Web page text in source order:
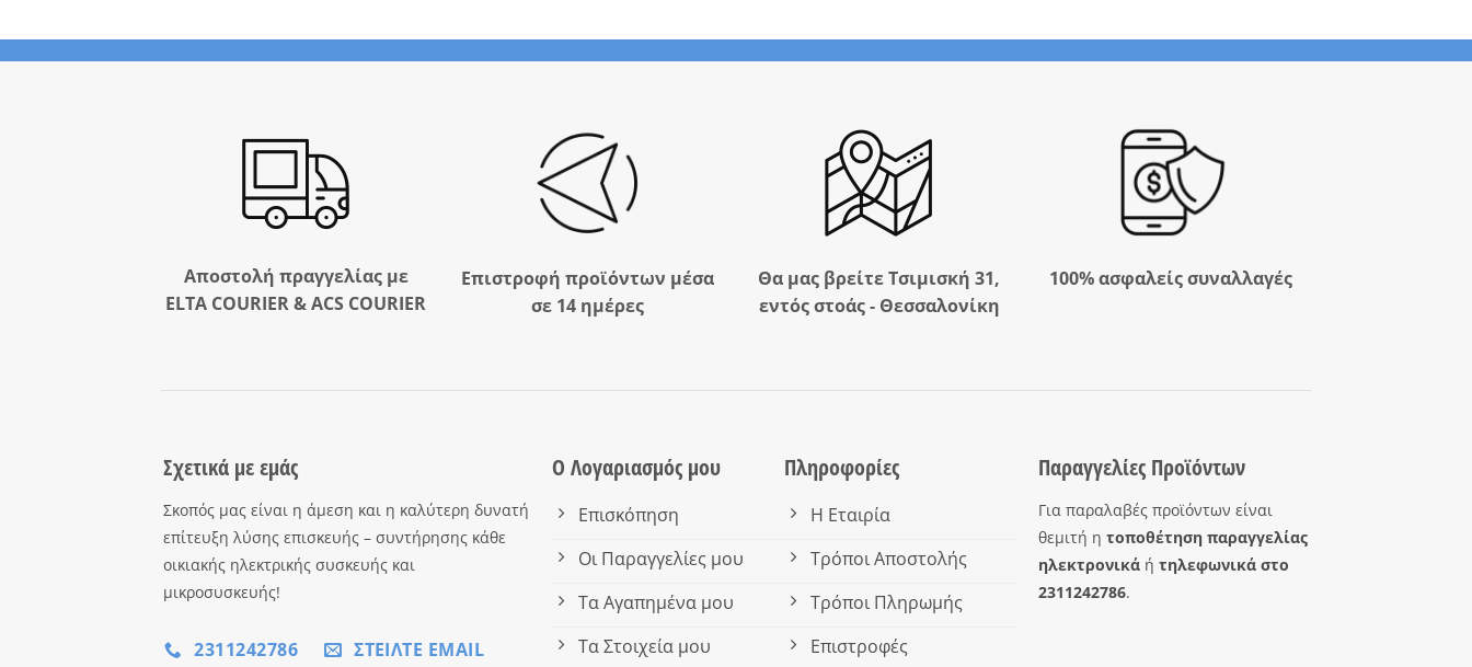
Αποστολή πραγγελίας με
ELTA COURIER & ACS COURIER
Επιστροφή προϊόντων μέσα
σε 14 ημέρες
Θα μας βρείτε Τσιμισκή 31,
εντός στοάς - Θεσσαλονίκη
100% ασφαλείς συναλλαγές
Σχετικά με εμάς
Σκοπός μας είναι η άμεση και η καλύτερη δυνατή
επίτευξη λύσης επισκευής – συντήρησης κάθε
οικιακής ηλεκτρικής συσκευής και
μικροσυσκευής!
2311242786 ΣΤΕΊΛΤΕ EMAIL
Ο Λογαριασμός μου
Επισκόπηση
Οι Παραγγελίες μου
Τα Αγαπημένα μου
Τα Στοιχεία μου
Πληροφορίες
Η Εταιρία
Τρόποι Αποστολής
Τρόποι Πληρωμής
Επιστροφές
Παραγγελίες Προϊόντων
Για παραλαβές προϊόντων είναι
θεμιτή ητοποθέτηση παραγγελίας
ηλεκτρονικά ήτηλεφωνικά στο
2311242786.